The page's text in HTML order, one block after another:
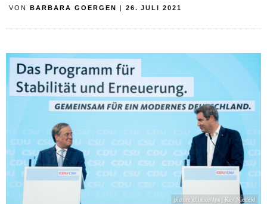
VON BARBARA GOERGEN 26. JULI 2021
picture alliance/dpa | Kay Nietfeld